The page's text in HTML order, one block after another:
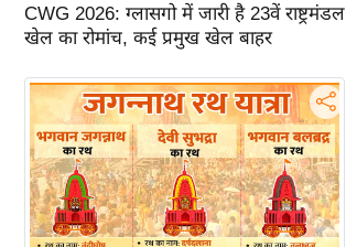
CWG 2026: ग्लासगो में जारी है 23वें राष्ट्रमंडल
खेल का रोमांच, कई प्रमुख खेल बाहर